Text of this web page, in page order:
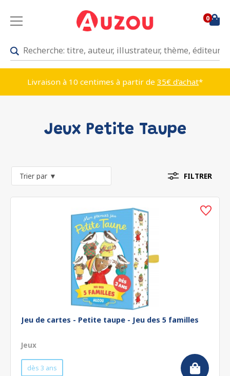
0
Livraison à 10 centimes à partir de 35€ d'achat*
Jeux Petite Taupe
FILTRER
Jeu de cartes - Petite taupe - Jeu des 5 familles
Jeux
dès 3 ans